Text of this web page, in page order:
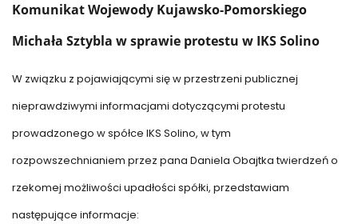
Komunikat Wojewody Kujawsko-Pomorskiego
Michała Sztybla w sprawie protestu w IKS Solino
W związku z pojawiającymi się w przestrzeni publicznej
nieprawdziwymi informacjami dotyczącymi protestu
prowadzonego w spółce IKS Solino, w tym
rozpowszechnianiem przez pana Daniela Obajtka twierdzeń o
rzekomej możliwości upadłości spółki, przedstawiam
następujące informacje: